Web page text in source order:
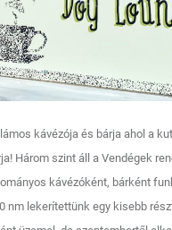
kávézója és bárja ahol a
Három szint áll a Vendégek
kávézóként, bárként
nm lekerítettünk egy kisebb